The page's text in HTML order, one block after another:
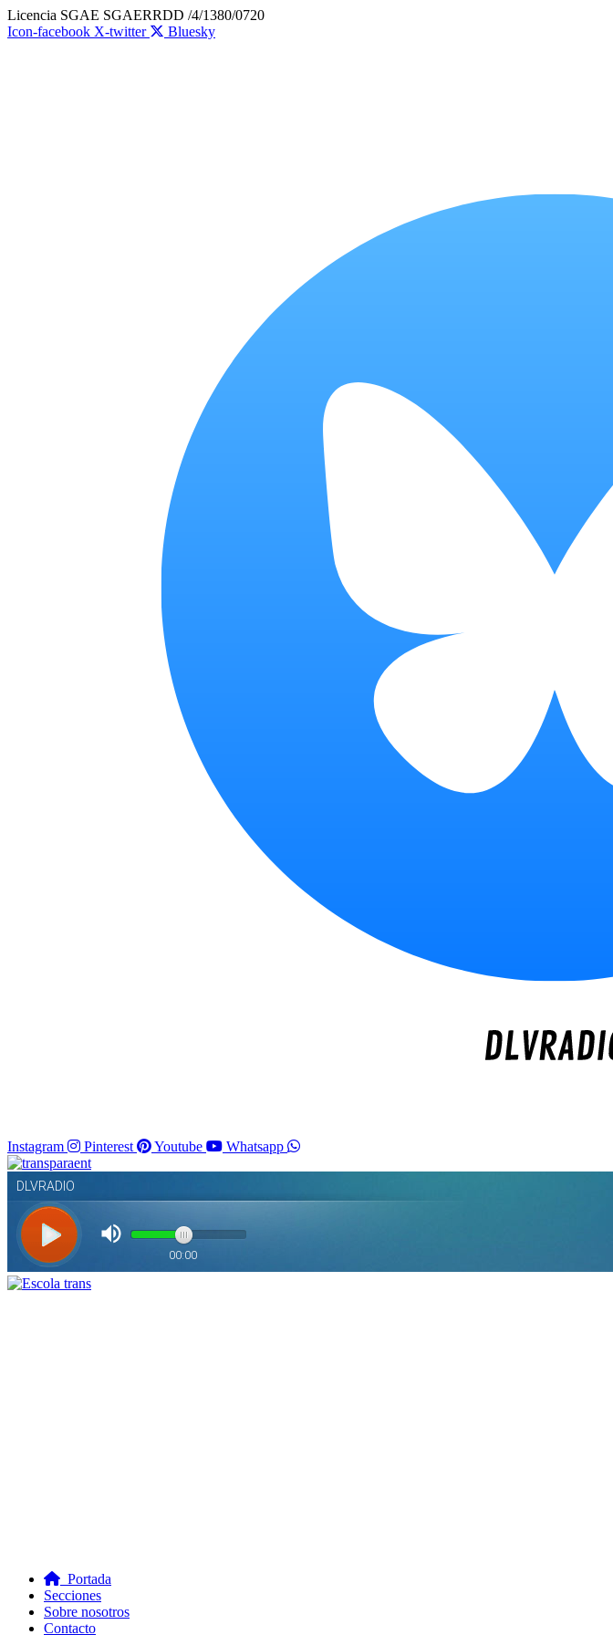
Ir
al
Licencia SGAE SGAERRDD /4/1380/0720
Icon-facebook X-twitter Bluesky
Instagram
Pinterest Youtube Whatsapp
Portada
Secciones
Sobre nosotros
Contacto